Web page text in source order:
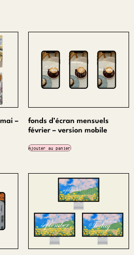
–
fonds d’écran mensuels
février – version mobile
Ajouter au panier